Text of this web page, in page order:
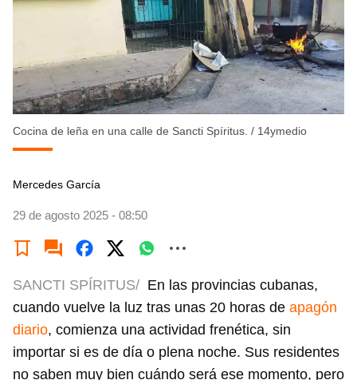
Cocina de leña en una calle de Sancti Spíritus. / 14ymedio
Mercedes García
29 de agosto 2025 - 08:50
SANCTI SPÍRITUS/ En las provincias cubanas,
cuando vuelve la luz tras unas 20 horas de apagón
diario, comienza una actividad frenética, sin
importar si es de día o plena noche. Sus residentes
no saben muy bien cuándo será ese momento, pero